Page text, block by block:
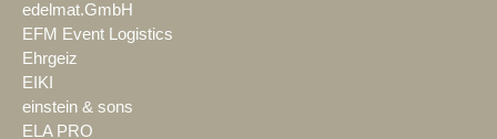
edelmat.GmbH
EFM Event Logistics
Ehrgeiz
EIKI
einstein & sons
ELA PRO